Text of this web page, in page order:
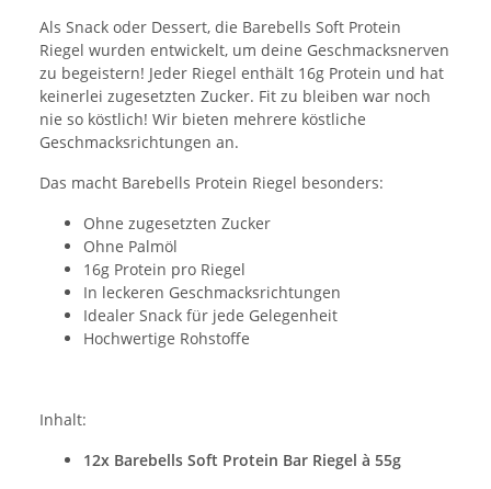
Als Snack oder Dessert, die Barebells Soft Protein
Riegel wurden entwickelt, um deine Geschmacksnerven
zu begeistern! Jeder Riegel enthält 16g Protein und hat
keinerlei zugesetzten Zucker. Fit zu bleiben war noch
nie so köstlich! Wir bieten mehrere köstliche
Geschmacksrichtungen an.
Das macht Barebells Protein Riegel besonders:
Ohne zugesetzten Zucker
Ohne Palmöl
16g Protein pro Riegel
In leckeren Geschmacksrichtungen
Idealer Snack für jede Gelegenheit
Hochwertige Rohstoffe
Inhalt:
12x Barebells Soft Protein Bar Riegel à 55g